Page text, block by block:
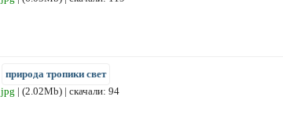
природа тропики свет
jpg | (2.02Mb) | скачали: 94